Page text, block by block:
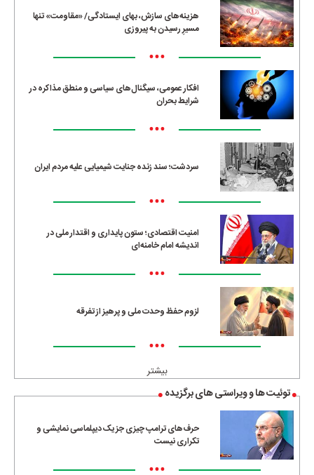
هزینه‌های سازش، بهای ایستادگی/ «مقاومت» تنها
مسیرِ رسیدن به پیروزی
•••
افکار عمومی، سیگنال‌های سیاسی و منطق مذاکره در
شرایط بحران
•••
سردشت؛ سند زنده جنایت شیمیایی علیه مردم ایران
•••
امنیت اقتصادی؛ ستون پایداری و اقتدار ملی در
اندیشه امام خامنه‌ای
•••
لزوم حفظ وحدت ملی و پرهیز از تفرقه
•••
بیشتر
توئیت ها و ویراستی های برگزیده
حرف‌های ترامپ چیزی جز یک دیپلماسی نمایشی و
تکراری نیست